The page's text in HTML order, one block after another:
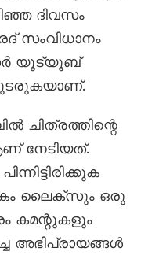
ദിവസം
സംവിധാനം
യൂട്യൂബ്
തുടരുകയാണ്.
ചിത്രത്തിന്റെ
നേടിയത്.
ലൈക്സും ഒരു
കമന്റുകളും
അഭിപ്രായങ്ങൾ